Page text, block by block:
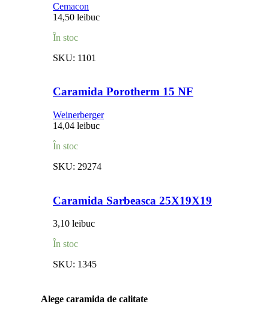
Cemacon
14,50 leibuc
În stoc
SKU: 1101
Caramida Porotherm 15 NF
Weinerberger
14,04 leibuc
În stoc
SKU: 29274
Caramida Sarbeasca 25X19X19
3,10 leibuc
În stoc
SKU: 1345
Alege caramida de calitate